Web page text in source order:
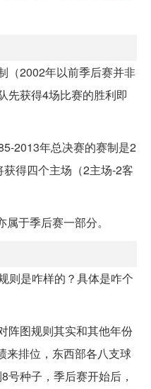
（2002年以前季后赛并非
先获得4场比赛的胜利即
2013年总决赛的赛制是2
得四个主场（2主场-2客
于季后赛一部分。
则是咋样的？具体是咋个
阵图规则其实和其他年份
来排位，东西部各八支球
号种子，季后赛开始后，